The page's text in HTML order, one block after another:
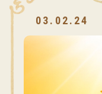
03.02.24